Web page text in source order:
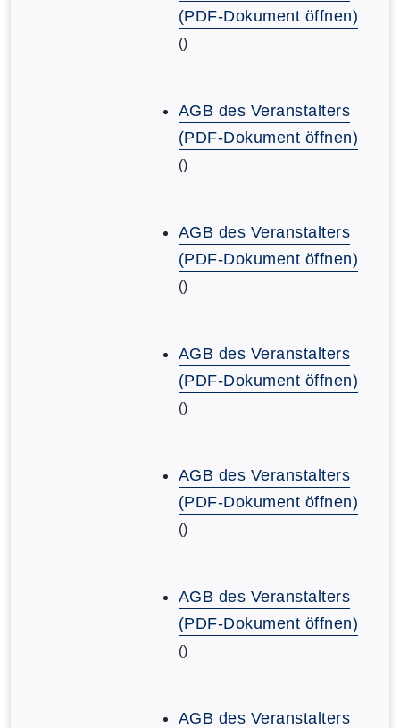
(PDF-Dokument öffnen)
()
AGB des Veranstalters
(PDF-Dokument öffnen)
()
AGB des Veranstalters
(PDF-Dokument öffnen)
()
AGB des Veranstalters
(PDF-Dokument öffnen)
()
AGB des Veranstalters
(PDF-Dokument öffnen)
()
AGB des Veranstalters
(PDF-Dokument öffnen)
()
AGB des Veranstalters